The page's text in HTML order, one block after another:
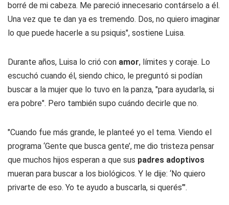
borré de mi cabeza. Me pareció innecesario contárselo a él.
Una vez que te dan ya es tremendo. Dos, no quiero imaginar
lo que puede hacerle a su psiquis", sostiene Luisa.
Durante años, Luisa lo crió con amor, límites y coraje. Lo
escuchó cuando él, siendo chico, le preguntó si podían
buscar a la mujer que lo tuvo en la panza, "para ayudarla, si
era pobre". Pero también supo cuándo decirle que no.
"Cuando fue más grande, le planteé yo el tema. Viendo el
programa ‘Gente que busca gente’, me dio tristeza pensar
que muchos hijos esperan a que sus padres adoptivos
mueran para buscar a los biológicos. Y le dije: ‘No quiero
privarte de eso. Yo te ayudo a buscarla, si querés’".